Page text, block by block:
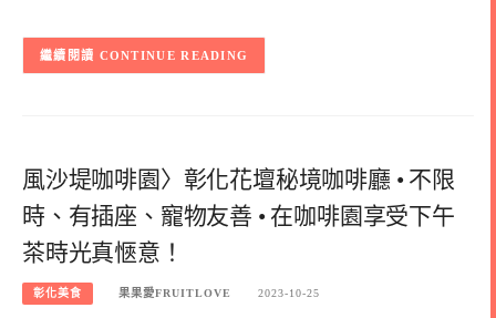
CONTINUE READING
風沙堤咖啡園〉彰化花壇秘境咖啡廳 • 不限
時、有插座、寵物友善 • 在咖啡園享受下午
茶時光真愜意！
彰化美食 果果愛FRUITLOVE 2023-10-25